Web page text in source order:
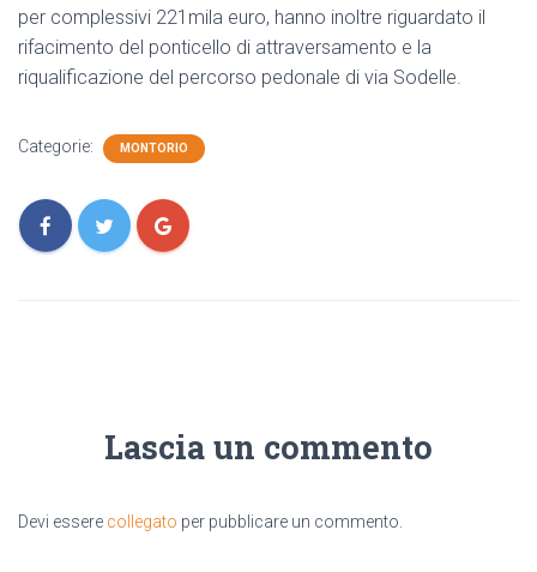
per complessivi 221mila euro, hanno inoltre riguardato il
rifacimento del ponticello di attraversamento e la
riqualificazione del percorso pedonale di via Sodelle.
Categorie: MONTORIO
Lascia un commento
Devi essere collegato per pubblicare un commento.